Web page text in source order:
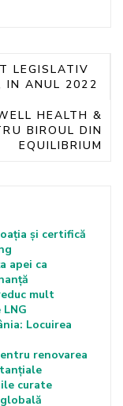
LEGISLATIV
IN ANUL 2022
HEALTH &
BIROUL DIN
EQUILIBRIUM
și certifică
apei ca
mult
Locuirea
renovarea
curate